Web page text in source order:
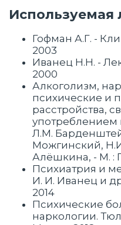
Используемая
Гофман А.Г. -
2003
Иванец Н.Н. -
2000
Алкоголизм,
психические и
расстройства,
употреблением
Л.М.
Можгинский,
Алёшкина, - М. :
Психиатрия и
И. И. Иванец и
2014
Психические
наркологии.